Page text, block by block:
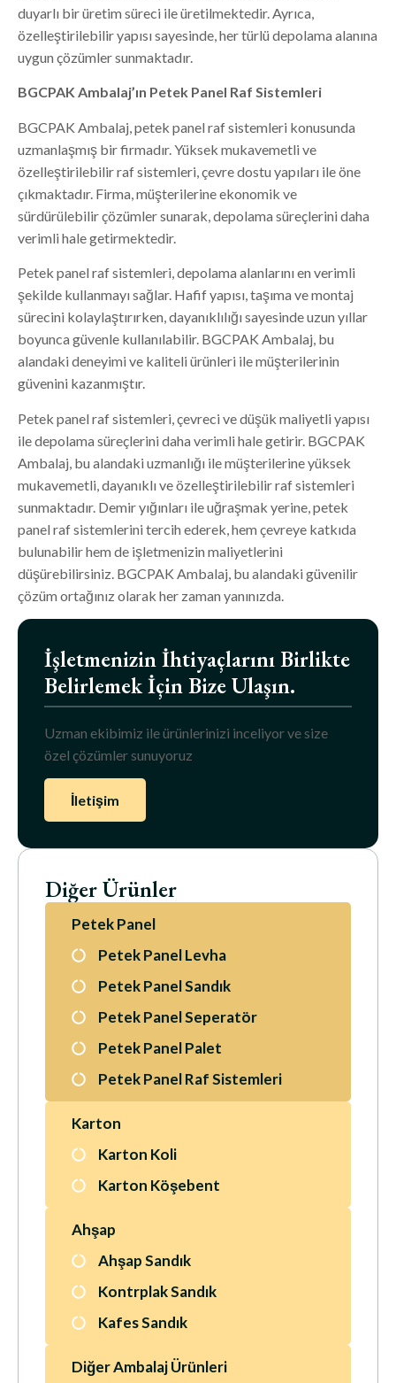
İşletmenizin İhtiyaçlarını Birlikte
Belirlemek İçin Bize Ulaşın.
Uzman ekibimiz ile ürünlerinizi inceliyor ve size
özel çözümler sunuyoruz
İletişim
Diğer Ürünler
Petek Panel
Petek Panel Levha
Petek Panel Sandık
Petek Panel Seperatör
Petek Panel Palet
Petek Panel Raf Sistemleri
Karton
Karton Koli
Karton Köşebent
Ahşap
Ahşap Sandık
Kontrplak Sandık
Kafes Sandık
Diğer Ambalaj Ürünleri
duyarlı bir üretim süreci ile üretilmektedir. Ayrıca,
özelleştirilebilir yapısı sayesinde, her türlü depolama alanına
uygun çözümler sunmaktadır.
BGCPAK Ambalaj’ın Petek Panel Raf Sistemleri
BGCPAK Ambalaj, petek panel raf sistemleri konusunda
uzmanlaşmış bir firmadır. Yüksek mukavemetli ve
özelleştirilebilir raf sistemleri, çevre dostu yapıları ile öne
çıkmaktadır. Firma, müşterilerine ekonomik ve
sürdürülebilir çözümler sunarak, depolama süreçlerini daha
verimli hale getirmektedir.
Petek panel raf sistemleri, depolama alanlarını en verimli
şekilde kullanmayı sağlar. Hafif yapısı, taşıma ve montaj
sürecini kolaylaştırırken, dayanıklılığı sayesinde uzun yıllar
boyunca güvenle kullanılabilir. BGCPAK Ambalaj, bu
alandaki deneyimi ve kaliteli ürünleri ile müşterilerinin
güvenini kazanmıştır.
Petek panel raf sistemleri, çevreci ve düşük maliyetli yapısı
ile depolama süreçlerini daha verimli hale getirir. BGCPAK
Ambalaj, bu alandaki uzmanlığı ile müşterilerine yüksek
mukavemetli, dayanıklı ve özelleştirilebilir raf sistemleri
sunmaktadır. Demir yığınları ile uğraşmak yerine, petek
panel raf sistemlerini tercih ederek, hem çevreye katkıda
bulunabilir hem de işletmenizin maliyetlerini
düşürebilirsiniz. BGCPAK Ambalaj, bu alandaki güvenilir
çözüm ortağınız olarak her zaman yanınızda.